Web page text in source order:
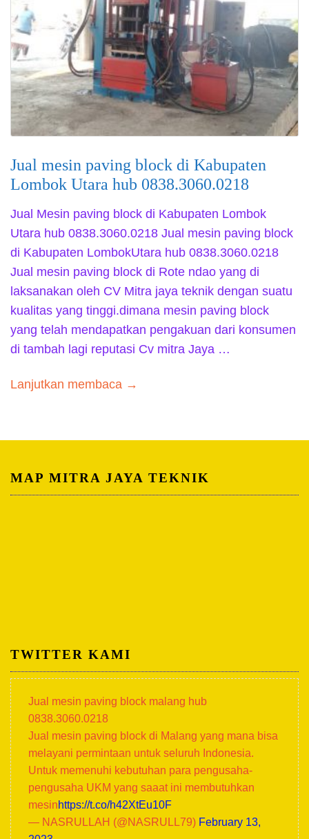
Jual mesin paving block di Kabupaten
Lombok Utara hub 0838.3060.0218
Jual Mesin paving block di Kabupaten Lombok
Utara hub 0838.3060.0218 Jual mesin paving block
di Kabupaten LombokUtara hub 0838.3060.0218
Jual mesin paving block di Rote ndao yang di
laksanakan oleh CV Mitra jaya teknik dengan suatu
kualitas yang tinggi.dimana mesin paving block
yang telah mendapatkan pengakuan dari konsumen
di tambah lagi reputasi Cv mitra Jaya …
Lanjutkan membaca →
MAP MITRA JAYA TEKNIK
TWITTER KAMI
Jual mesin paving block malang hub
0838.3060.0218
Jual mesin paving block di Malang yang mana bisa
melayani permintaan untuk seluruh Indonesia.
Untuk memenuhi kebutuhan para pengusaha-
pengusaha UKM yang saaat ini membutuhkan
mesinhttps://t.co/h42XtEu10F
— NASRULLAH (@NASRULL79) February 13,